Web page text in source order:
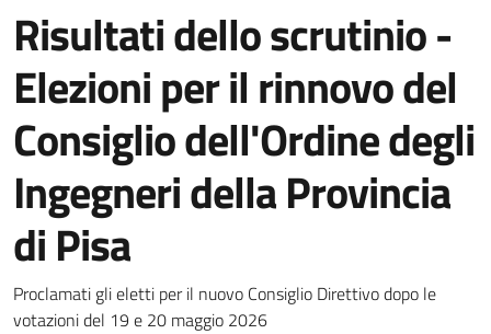
Risultati dello scrutinio -
Elezioni per il rinnovo del
Consiglio dell'Ordine degli
Ingegneri della Provincia
di Pisa
Dettagli
Proclamati gli eletti per il nuovo Consiglio Direttivo dopo le
votazioni del 19 e 20 maggio 2026